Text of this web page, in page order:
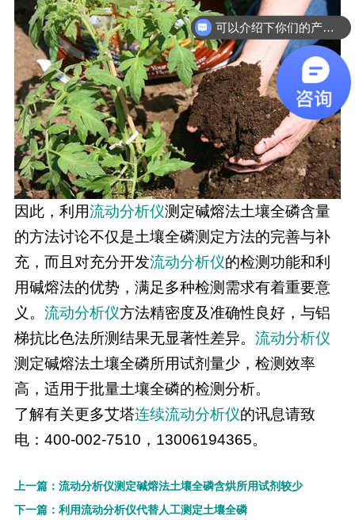
因此，利用流动分析仪测定碱熔法土壤全磷含量
的方法讨论不仅是土壤全磷测定方法的完善与补
充，而且对充分开发流动分析仪的检测功能和利
用碱熔法的优势，满足多种检测需求有着重要意
义。 流动分析仪方法精密度及准确性良好，与铝
梯抗比色法所测结果无显著性差异。 流动分析仪
测定碱熔法土壤全磷所用试剂量少，检测效率
高，适用于批量土壤全磷的检测分析。
了解有关更多艾塔连续流动分析仪的讯息请致
电：400-002-7510，13006194365。
上一篇：流动分析仪测定碱熔法土壤全磷含烘所用试剂较少
下一篇：利用流动分析仪代替人工测定土壤全磷
可以介绍下你们的产品么